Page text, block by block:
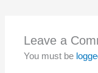
Leave a
You must be